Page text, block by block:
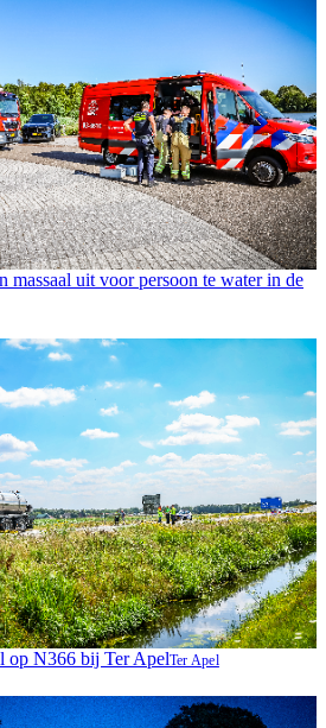
massaal uit voor persoon te water in de
op N366 bij Ter ApelTer Apel